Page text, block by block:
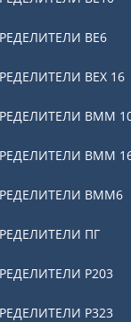
ВЕ6
ВЕХ 16
ВММ
ВММ
ВММ6
ПГ
Р203
Р323